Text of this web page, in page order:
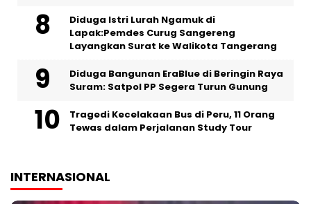
‎Diduga Istri Lurah Ngamuk di
Lapak:Pemdes Curug Sangereng
Layangkan Surat ke Walikota Tangerang
Diduga Bangunan EraBlue di Beringin Raya
Suram: Satpol PP Segera Turun Gunung
Tragedi Kecelakaan Bus di Peru, 11 Orang
Tewas dalam Perjalanan Study Tour
INTERNASIONAL